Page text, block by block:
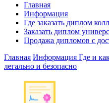
Главная
Информация
Где заказать диплом
Заказать диплом
Продажа дипломов с
Главная Информация Где и
легально и безопасно